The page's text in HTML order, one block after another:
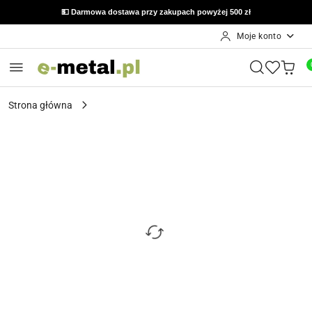
💵 Darmowa dostawa przy zakupach powyżej 500 zł
Moje konto
Strona główna